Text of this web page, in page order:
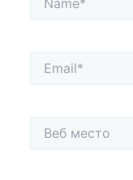
Email*
Веб
место